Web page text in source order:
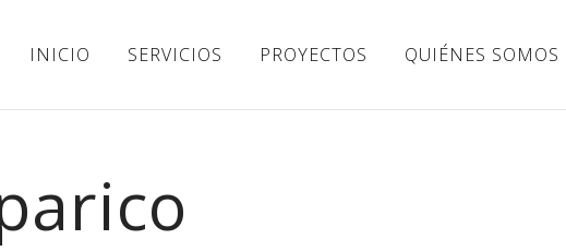
INICIO SERVICIOS PROYECTOS QUIÉNES SOMOS